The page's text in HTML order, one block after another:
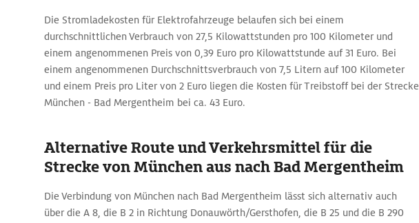
Die Stromladekosten für Elektrofahrzeuge belaufen sich bei einem
durchschnittlichen Verbrauch von 27,5 Kilowattstunden pro 100 Kilometer und
einem angenommenen Preis von 0,39 Euro pro Kilowattstunde auf 31 Euro. Bei
einem angenommenen Durchschnittsverbrauch von 7,5 Litern auf 100 Kilometer
und einem Preis pro Liter von 2 Euro liegen die Kosten für Treibstoff bei der Strecke
München - Bad Mergentheim bei ca. 43 Euro.
Alternative Route und Verkehrsmittel für die
Strecke von München aus nach Bad Mergentheim
Die Verbindung von München nach Bad Mergentheim lässt sich alternativ auch
über die A 8, die B 2 in Richtung Donauwörth/Gersthofen, die B 25 und die B 290